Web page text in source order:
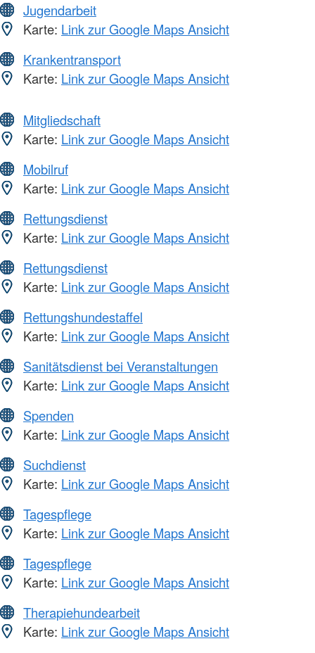
Jugendarbeit
Karte: Link zur Google Maps Ansicht
Krankentransport
Karte: Link zur Google Maps Ansicht
Mitgliedschaft
Karte: Link zur Google Maps Ansicht
Mobilruf
Karte: Link zur Google Maps Ansicht
Rettungsdienst
Karte: Link zur Google Maps Ansicht
Rettungsdienst
Karte: Link zur Google Maps Ansicht
Rettungshundestaffel
Karte: Link zur Google Maps Ansicht
Sanitätsdienst bei Veranstaltungen
Karte: Link zur Google Maps Ansicht
Spenden
Karte: Link zur Google Maps Ansicht
Suchdienst
Karte: Link zur Google Maps Ansicht
Tagespflege
Karte: Link zur Google Maps Ansicht
Tagespflege
Karte: Link zur Google Maps Ansicht
Therapiehundearbeit
Karte: Link zur Google Maps Ansicht